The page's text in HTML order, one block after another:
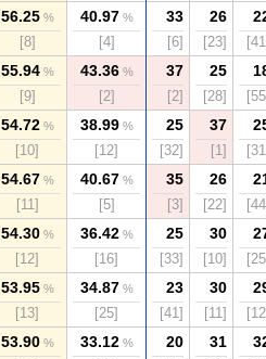
56.25%
[8]
40.97%
[4]
33
[6]
26
[23]
55.94%
[9]
43.36%
[2]
37
[2]
25
[28]
54.72%
[10]
38.99%
[12]
25
[32]
37
[1]
54.67%
[11]
40.67%
[5]
35
[3]
26
[22]
54.30%
[12]
36.42%
[16]
25
[33]
30
[10]
53.95%
[13]
34.87%
[25]
23
[41]
30
[11]
53.90% 33.12% 20 31